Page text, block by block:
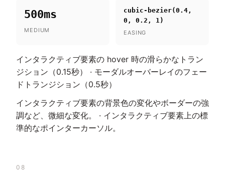
500ms
MEDIUM
cubic-bezier(0.4,
0, 0.2, 1)
EASING
インタラクティブ要素の hover 時の滑らかなトラン
ジション（0.15秒） · モーダルオーバーレイのフェー
ドトランジション（0.5秒）
インタラクティブ要素の背景色の変化やボーダーの強
調など、微細な変化。 · インタラクティブ要素上の標
準的なポインターカーソル。
08